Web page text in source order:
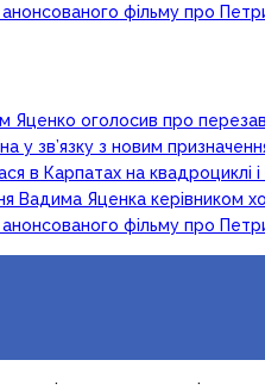
фільму про
Яценко оголосив про
у зв’язку з новим
в Карпатах на квадроциклі і
Вадима Яценка
фільму про